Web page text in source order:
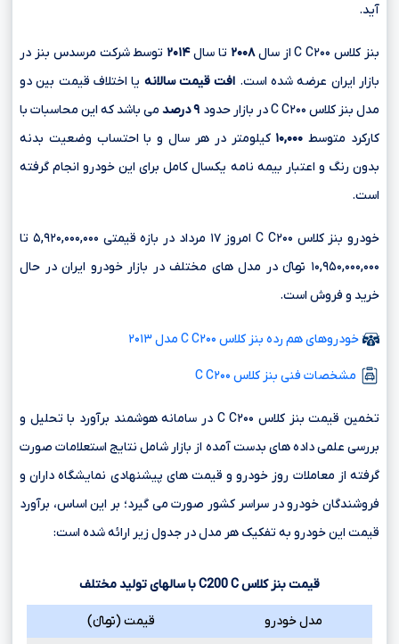
آید.
بنز کلاس C C۲۰۰ از سال ۲۰۰۸ تا سال۲۰۱۴ توسط شرکت مرسدس بنز در
بازار ایران عرضه شده است. افت قیمت سالانه یا اختلاف قیمت بین دو
مدل بنز کلاس C C۲۰۰ در بازار حدود
۹ درصد
می باشد که این محاسبات با
کارکرد متوسط ۱۰,۰۰۰ کیلومتر در هر سال و با احتساب وضعیت بدنه
بدون رنگ و اعتبار بیمه نامه یکسال کامل برای این خودرو انجام گرفته
است.
خودرو بنز کلاس C C۲۰۰ امروز ۱۷ مرداد در بازه قیمتی ۵,۹۲۰,۰۰۰,۰۰۰ تا
۱۰,۹۵۰,۰۰۰,۰۰۰ تومانءءء در مدل های مختلف در بازار خودرو ایران در حال
خرید و فروش است.
خودروهای هم رده بنز کلاس C C۲۰۰ مدل ۲۰۱۳
مشخصات فنی بنز کلاس C C۲۰۰
تخمین قیمت بنز کلاس C C۲۰۰ در سامانه هوشمند برآورد با تحلیل و
بررسی علمی داده های بدست آمده از بازار شامل نتایج استعلامات صورت
گرفته از معاملات روز خودرو و قیمت های پیشنهادی نمایشگاه داران و
فروشندگان خودرو در سراسر کشور صورت می گیرد؛ بر این اساس، برآورد
قیمت این خودرو به تفکیک هر مدل در جدول زیر ارائه شده است:
قیمت بنز کلاسC
C200با سالهای تولید مختلف
مدل خودرو
قیمت (تومانءءء)